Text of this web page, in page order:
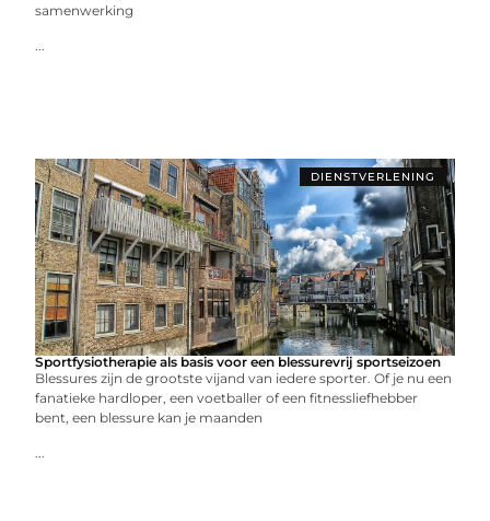
samenwerking
...
DIENSTVERLENING
Sportfysiotherapie als basis voor een blessurevrij sportseizoen
Blessures zijn de grootste vijand van iedere sporter. Of je nu een
fanatieke hardloper, een voetballer of een fitnessliefhebber
bent, een blessure kan je maanden
...